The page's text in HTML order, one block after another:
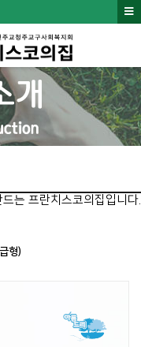
는 프란치스코의집입니다.
형)